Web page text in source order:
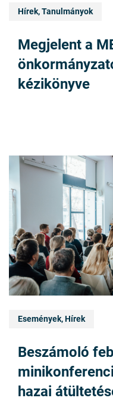
Hírek, Tanulmányok
Megjelent a
kézikönyve
Események, Hírek
Beszámoló
hazai